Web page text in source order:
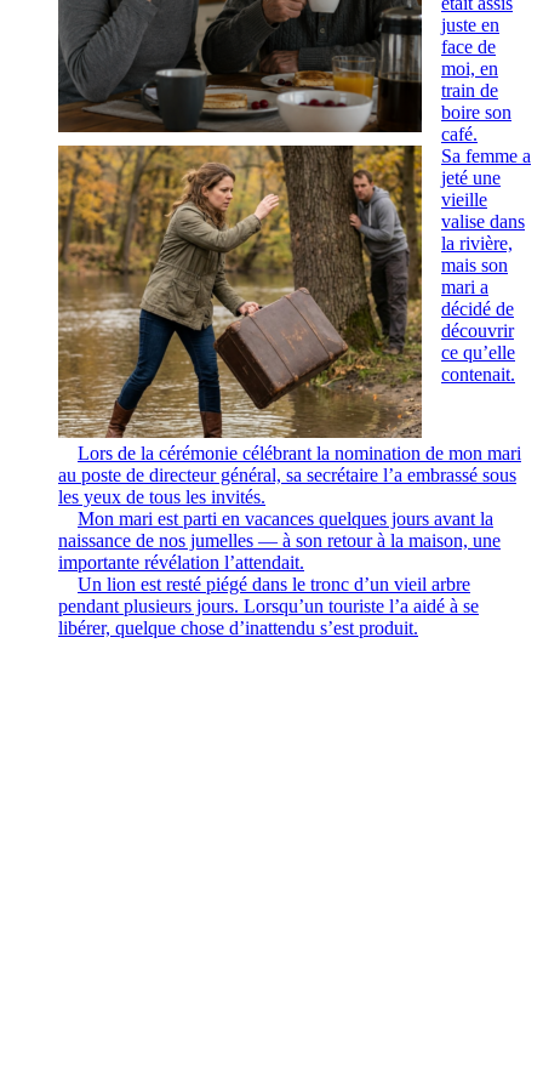
juste en
face de
moi, en
train de
boire son
café.
Sa femme a
jeté une
vieille
valise dans
la rivière,
mais son
mari a
décidé de
découvrir
ce qu’elle
contenait.
Lors de la cérémonie célébrant la nomination de mon mari
au poste de directeur général, sa secrétaire l’a embrassé sous
les yeux de tous les invités.
Mon mari est parti en vacances quelques jours avant la
naissance de nos jumelles — à son retour à la maison, une
importante révélation l’attendait.
Un lion est resté piégé dans le tronc d’un vieil arbre
pendant plusieurs jours. Lorsqu’un touriste l’a aidé à se
libérer, quelque chose d’inattendu s’est produit.